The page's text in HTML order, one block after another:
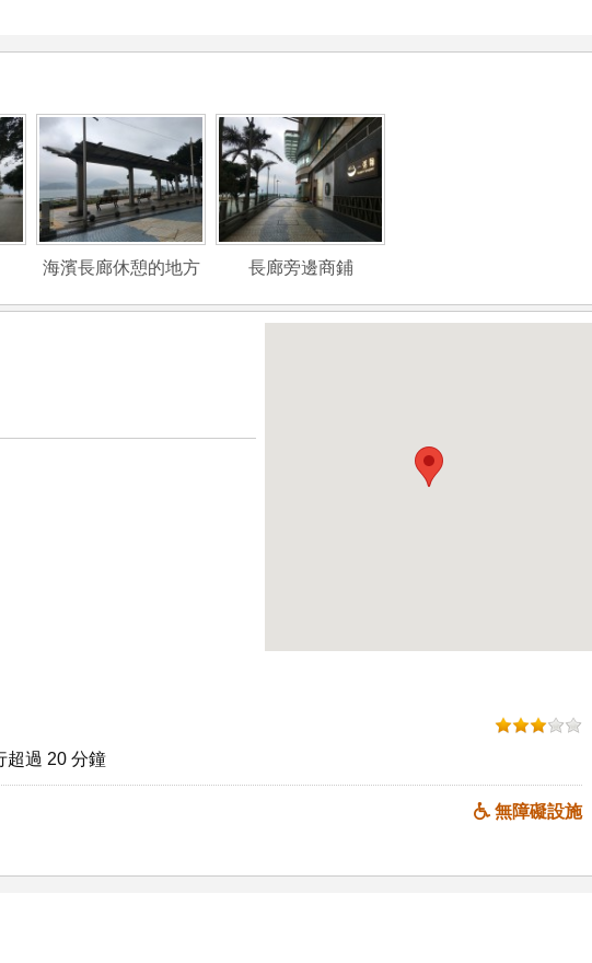
海濱長廊休憩的地方 長廊旁邊商鋪
超過 20 分鐘
無障礙設施